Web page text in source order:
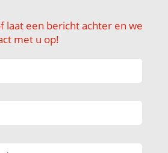
laat een bericht achter en we
met u op!